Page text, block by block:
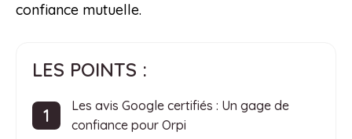
confiance mutuelle.
LES POINTS :
Les avis Google certifiés : Un gage de
confiance pour Orpi